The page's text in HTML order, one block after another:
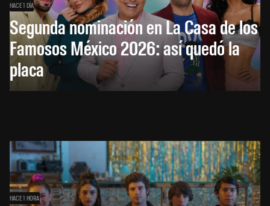
HACE 1 DÍA
Segunda nominación en La Casa de los
Famosos México 2026: así quedó la
placa
HACE 1 HORA